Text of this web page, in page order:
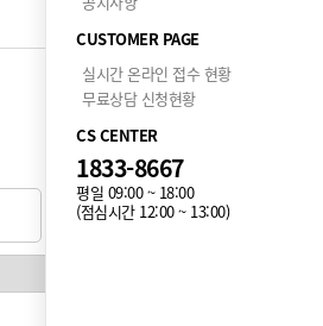
CUSTOMER PAGE
실시간 온라인 접수 현황
무료상담 신청현황
CS CENTER
1833-8667
평일 09:00 ~ 18:00
(점심시간 12:00 ~ 13:00)